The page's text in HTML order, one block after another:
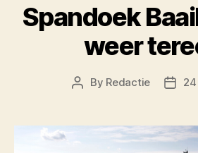
Spandoek
weer
Post
By Redactie
Post